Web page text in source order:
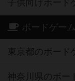
子供向けボード
ボードゲー
東京都のボード
神奈川県のボー